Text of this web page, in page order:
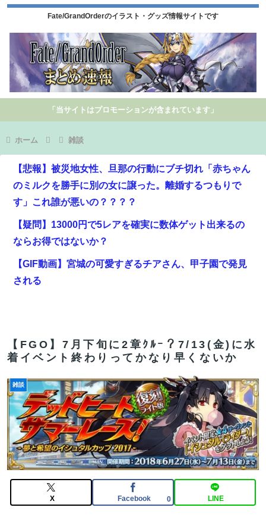
Fate/GrandOrderのイラスト・グッズ情報サイトです
「当サイトはプロモーションが含まれています」
ホーム 雑談
【悲報】被災地女性、旦那の行動にブチ切れ「赤ちゃん
のミルクを勝手に別の女に譲った。離婚するつもりで
す」これ誰が悪いの？？？？
【疑問】13000円で5レアを確実に数体ゲット出来るの
ならお得ではないか？
【GIF動画】宮城の可愛すぎるチアさん、甲子園で発見
される
【朗報】Amazonで「GANTZ」が全巻100円ｗｗｗｗｗ
ｗｗｗｗｗ
【FGO】低レア強化はニッチな需要満たしていけ
【悲報】ヱロアニメっていつになったら抜けるレベルに
なるんや？ｗｗｗｗｗ
【FGO】金時といい勝負。クーフーリン・オルタ強化み
んなの反応まとめ
【FGO】コミカライズ「英霊剣豪七番勝負」【第47話】
勝負四・五番目（六）と先読み【第48話】決着 配信!!
【FGO】7月下旬に2章ｸﾙｰ？7/13(金)に水
着イベント終わりってかなり早くないか
雑談
X Facebook 0 LINE